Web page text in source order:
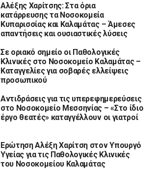
Αλέξης Χαρίτσης: Στα όρια
κατάρρευσης τα Νοσοκομεία
Κυπαρισσίας και Καλαμάτας – Άμεσες
απαντήσεις και ουσιαστικές λύσεις
Σε οριακό σημείο οι Παθολογικές
Κλινικές στο Νοσοκομείο Καλαμάτας –
Καταγγελίες για σοβαρές ελλείψεις
προσωπικού
Αντιδράσεις για τις υπερεφημερεύσεις
στο Νοσοκομείο Μεσσηνίας – «Στο ίδιο
έργο θεατές» καταγγέλλουν οι γιατροί
Ερώτηση Αλέξη Χαρίτση στον Υπουργό
Υγείας για τις Παθολογικές Κλινικές
του Νοσοκομείου Καλαμάτας